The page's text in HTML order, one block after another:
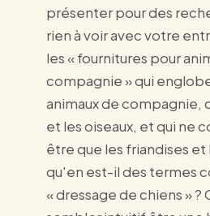
présenter pour des
rien à voir avec votre
les « fournitures pour
compagnie » qui
animaux de compagnie,
et les oiseaux, et qui ne
être que les friandises et
qu'en est-il des termes
« dressage de chiens » ?